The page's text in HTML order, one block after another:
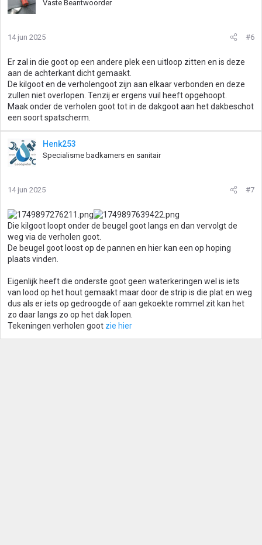
Vaste Beantwoorder
14 jun 2025 #6
Er zal in die goot op een andere plek een uitloop zitten en is deze
aan de achterkant dicht gemaakt.
De kilgoot en de verholengoot zijn aan elkaar verbonden en deze
zullen niet overlopen. Tenzij er ergens vuil heeft opgehoopt.
Maak onder de verholen goot tot in de dakgoot aan het dakbeschot
een soort spatscherm.
Henk253
Specialisme badkamers en sanitair
14 jun 2025 #7
Die kilgoot loopt onder de beugel goot langs en dan vervolgt de
weg via de verholen goot.
De beugel goot loost op de pannen en hier kan een op hoping
plaats vinden.
Eigenlijk heeft die onderste goot geen waterkeringen wel is iets
van lood op het hout gemaakt maar door de strip is die plat en weg
dus als er iets op gedroogde of aan gekoekte rommel zit kan het
zo daar langs zo op het dak lopen.
Tekeningen verholen goot zie hier